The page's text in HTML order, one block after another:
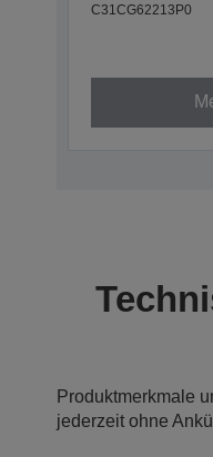
C31CG62213P0
Produktmerkmale
jederzeit ohne